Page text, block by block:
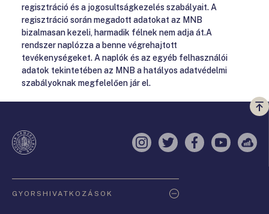
regisztráció és a jogosultságkezelés szabályait. A
regisztráció során megadott adatokat az MNB
bizalmasan kezeli, harmadik félnek nem adja át.A
rendszer naplózza a benne végrehajtott
tevékenységeket. A naplók és az egyéb felhasználói
adatok tekintetében az MNB a hatályos adatvédelmi
szabályoknak megfelelően jár el.
a
Instagram
TwitterFacebook
YouTube
GYORSHIVATKOZÁSOK